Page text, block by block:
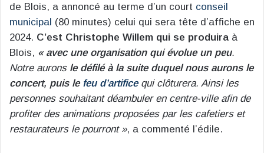
de Blois, a annoncé au terme d’un court conseil
municipal (80 minutes) celui qui sera tête d’affiche en
2024. C’est Christophe Willem qui se produira à
Blois, « avec une organisation qui évolue un peu.
Notre aurons le défilé à la suite duquel nous aurons le
concert, puis le feu d’artificequi clôturera. Ainsi les
personnes souhaitant déambuler en centre-ville afin de
profiter des animations proposées par les cafetiers et
restaurateurs le pourront », a commenté l’édile.